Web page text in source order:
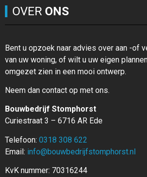
OVER ONS
Bent u opzoek naar advies over aan -of
van uw woning, of wilt u uw eigen
omgezet zien in een mooi ontwerp.
Neem dan contact op met ons.
Bouwbedrijf Stomphorst
Curiestraat 3 – 6716 AR Ede
Telefoon: 0318 308 622
Email: info@bouwbedrijfstomphorst.nl
KvK nummer: 70316244